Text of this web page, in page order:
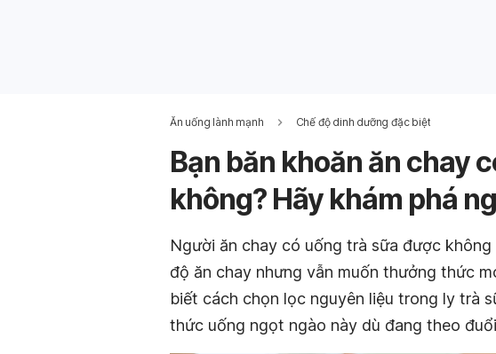
Ăn uống lành mạnh Chế độ dinh dưỡng đặc biệt
Bạn băn khoăn ăn chay
không? Hãy khám phá
Người ăn chay có uống trà sữa được
độ ăn chay nhưng vẫn muốn thưởng thức
biết cách chọn lọc nguyên liệu trong ly trà
thức uống ngọt ngào này dù đang theo